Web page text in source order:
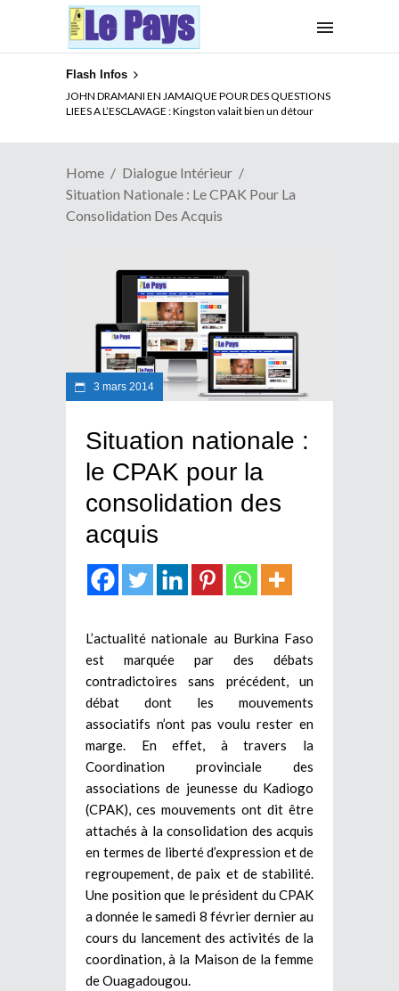
Flash Infos
JOHN DRAMANI EN JAMAIQUE POUR DES QUESTIONS
LIEES A L’ESCLAVAGE : Kingston valait bien un détour
ELECTION DE TALON A LA TETE DU SENAT BENINOIS :
Quand Patrice quitte le pouvoir sans partir !
Home
Dialogue Intérieur
Situation Nationale : Le CPAK Pour La
Consolidation Des Acquis
3 mars 2014
Situation nationale :
le CPAK pour la
consolidation des
acquis
L’actualité nationale au Burkina Faso
est marquée par des débats
contradictoires sans précédent, un
débat dont les mouvements
associatifs n’ont pas voulu rester en
marge. En effet, à travers la
Coordination provinciale des
associations de jeunesse du Kadiogo
(CPAK), ces mouvements ont dit être
attachés à la consolidation des acquis
en termes de liberté d’expression et de
regroupement, de paix et de stabilité.
Une position que le président du CPAK
a donnée le samedi 8 février dernier au
cours du lancement des activités de la
coordination, à la Maison de la femme
de Ouagadougou.